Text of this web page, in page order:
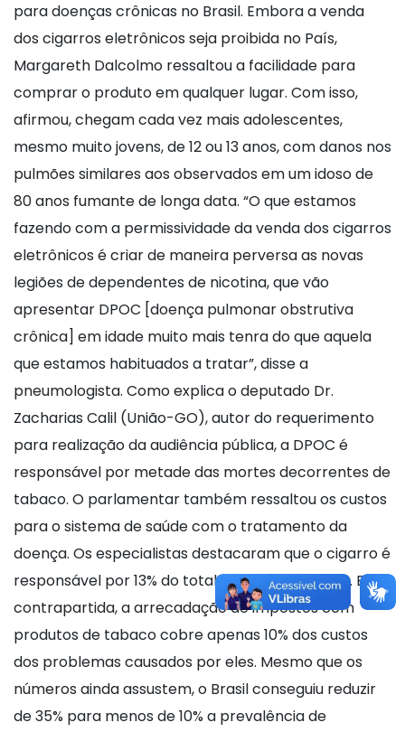
para doenças crônicas no Brasil. Embora a venda
dos cigarros eletrônicos seja proibida no País,
Margareth Dalcolmo ressaltou a facilidade para
comprar o produto em qualquer lugar. Com isso,
afirmou, chegam cada vez mais adolescentes,
mesmo muito jovens, de 12 ou 13 anos, com danos nos
pulmões similares aos observados em um idoso de
80 anos fumante de longa data. “O que estamos
fazendo com a permissividade da venda dos cigarros
eletrônicos é criar de maneira perversa as novas
legiões de dependentes de nicotina, que vão
apresentar DPOC [doença pulmonar obstrutiva
crônica] em idade muito mais tenra do que aquela
que estamos habituados a tratar”, disse a
pneumologista. Como explica o deputado Dr.
Zacharias Calil (União-GO), autor do requerimento
para realização da audiência pública, a DPOC é
responsável por metade das mortes decorrentes de
tabaco. O parlamentar também ressaltou os custos
para o sistema de saúde com o tratamento da
doença. Os especialistas destacaram que o cigarro é
responsável por 13% do total de mortes no País. Em
contrapartida, a arrecadação de impostos com
produtos de tabaco cobre apenas 10% dos custos
dos problemas causados por eles. Mesmo que os
números ainda assustem, o Brasil conseguiu reduzir
de 35% para menos de 10% a prevalência de